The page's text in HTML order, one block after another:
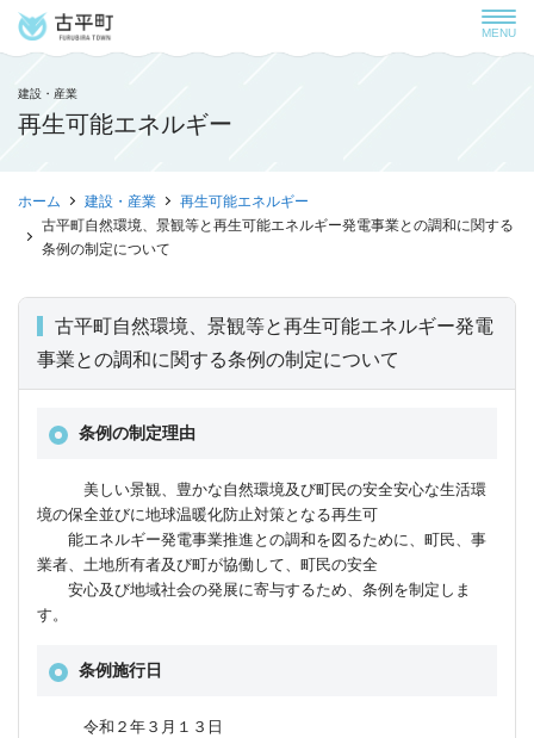
MENU
建設・産業
再生可能エネルギー
ホーム 建設・産業
再生可能エネルギー
古平町自然環境、景観等と再生可能エネルギー発電事業との調和に関する
条例の制定について
古平町自然環境、景観等と再生可能エネルギー発電
事業との調和に関する条例の制定について
条例の制定理由
美しい景観、豊かな自然環境及び町民の安全安心な生活環
境の保全並びに地球温暖化防止対策となる再生可
能エネルギー発電事業推進との調和を図るために、町民、事
業者、土地所有者及び町が協働して、町民の安全
安心及び地域社会の発展に寄与するため、条例を制定しま
す。
条例施行日
令和２年３月１３日